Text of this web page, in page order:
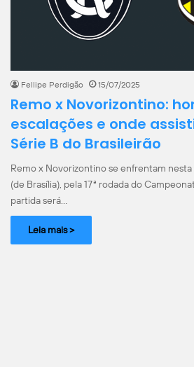
Fellipe Perdigão 15/07/2025
Remo x Novorizontino:
escalações e onde
Série B do Brasileirão
Remo x Novorizontino se enfrentam nesta
(de Brasília), pela 17ª rodada do
partida será…
Leia mais >